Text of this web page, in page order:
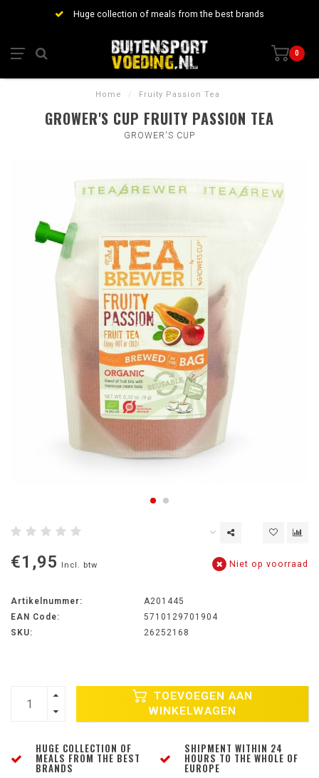
Huge collection of meals from the best brands
0
Home / Fruity Passion Tea
GROWER'S CUP FRUITY PASSION TEA
GROWER'S CUP
€1,95 Incl. btw Niet op voorraad
Artikelnummer:
A201445
EAN Code:
5710129701904
SKU:
26252168
TOEVOEGEN AAN
WINKELWAGEN
HUGE COLLECTION OF
MEALS FROM THE BEST
BRANDS
SHIPMENT WITHIN 24
HOURS TO THE WHOLE OF
EUROPE